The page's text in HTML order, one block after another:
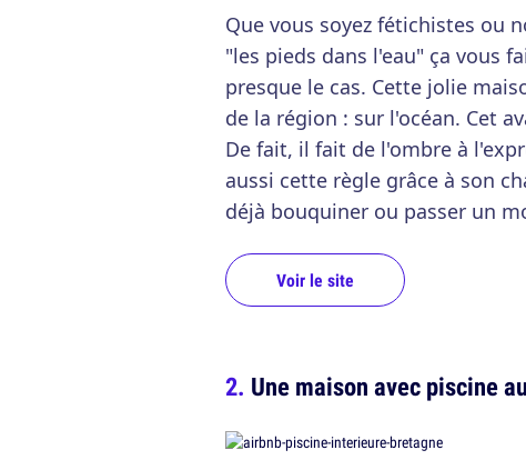
Que vous soyez fétichistes ou
"les pieds dans l'eau" ça vous
presque le cas. Cette jolie
de la région : sur l'océan. Cet
De fait, il fait de l'ombre à
aussi cette règle grâce à son
déjà bouquiner ou passer un
Voir le site
Une maison avec piscine